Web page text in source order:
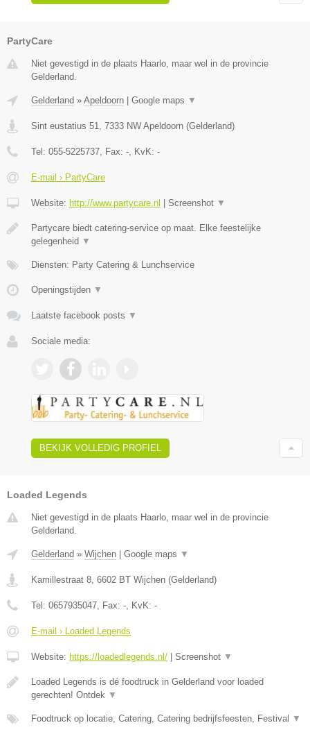
PartyCare
Niet gevestigd in de plaats Haarlo, maar wel in de provincie
Gelderland.
Gelderland » Apeldoorn Google maps ▼
Sint eustatius 51 7333 NW Apeldoorn (Gelderland)
Tel: 055-5225737 , Fax: - , KvK: -
E-mail › PartyCare
Website: http://www.partycare.nl Screenshot ▼
Partycare biedt catering-service op maat. Elke feestelijke
gelegenheid ▼
Diensten: Party Catering & Lunchservice
Openingstijden ▼
Laatste facebook posts ▼
Sociale media:
BEKIJK VOLLEDIG PROFIEL
Loaded Legends
Niet gevestigd in de plaats Haarlo, maar wel in de provincie
Gelderland.
Gelderland » Wijchen | Google maps ▼
Kamillestraat 8 6602 BT Wijchen (Gelderland)
Tel: 0657935047 , Fax: - , KvK: -
E-mail › Loaded Legends
Website: https://loadedlegends.nl/ | Screenshot ▼
Loaded Legends is dé foodtruck in Gelderland voor loaded
gerechten! Ontdek ▼
Foodtruck op locatie, Catering, Catering bedrijfsfeesten, Festival ▼